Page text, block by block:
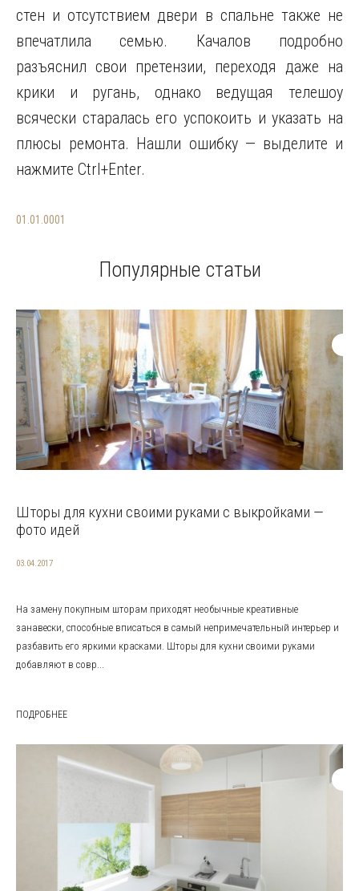
стен и отсутствием двери в спальне также не
впечатлила семью. Качалов подробно
разъяснил свои претензии, переходя даже на
крики и ругань, однако ведущая телешоу
всячески старалась его успокоить и указать на
плюсы ремонта. Нашли ошибку — выделите и
нажмите Ctrl+Enter.
01.01.0001
Популярные статьи
Шторы для кухни своими руками с выкройками —
фото идей
03.04.2017
На замену покупным шторам приходят необычные креативные
занавески, способные вписаться в самый непримечательный интерьер и
разбавить его яркими красками. Шторы для кухни своими руками
добавляют в совр...
ПОДРОБНЕЕ